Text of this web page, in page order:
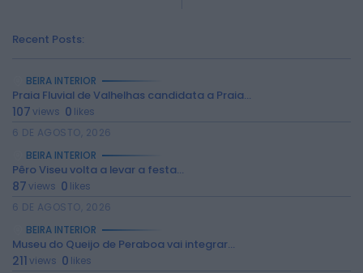
2026 Rádio Caria. Todos os direitos
Recent Posts:
BEIRA INTERIOR
Praia Fluvial de Valhelhas candidata a Praia...
107views 0 likes
6 DE AGOSTO, 2026
BEIRA INTERIOR
Pêro Viseu volta a levar a festa...
87views 0 likes
6 DE AGOSTO, 2026
BEIRA INTERIOR
Museu do Queijo de Peraboa vai integrar...
211views 0 likes